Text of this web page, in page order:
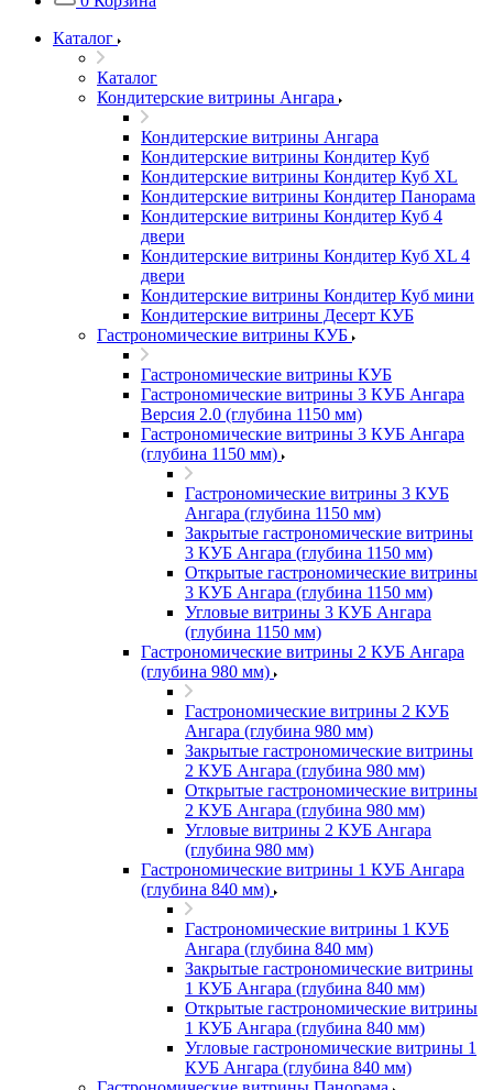
Каталог
Каталог
Кондитерские витрины Ангара
Кондитерские витрины Ангара
Кондитерские витрины Кондитер Куб
Кондитерские витрины Кондитер Куб XL
Кондитерские витрины Кондитер Панорама
Кондитерские витрины Кондитер Куб 4
двери
Кондитерские витрины Кондитер Куб XL 4
двери
Кондитерские витрины Кондитер Куб мини
Кондитерские витрины Десерт КУБ
Гастрономические витрины КУБ
Гастрономические витрины КУБ
Гастрономические витрины 3 КУБ Ангара
Версия 2.0 (глубина 1150 мм)
Гастрономические витрины 3 КУБ Ангара
(глубина 1150 мм)
Гастрономические витрины 3 КУБ
Ангара (глубина 1150 мм)
Закрытые гастрономические витрины
3 КУБ Ангара (глубина 1150 мм)
Открытые гастрономические витрины
3 КУБ Ангара (глубина 1150 мм)
Угловые витрины 3 КУБ Ангара
(глубина 1150 мм)
Гастрономические витрины 2 КУБ Ангара
(глубина 980 мм)
Гастрономические витрины 2 КУБ
Ангара (глубина 980 мм)
Закрытые гастрономические витрины
2 КУБ Ангара (глубина 980 мм)
Открытые гастрономические витрины
2 КУБ Ангара (глубина 980 мм)
Угловые витрины 2 КУБ Ангара
(глубина 980 мм)
Гастрономические витрины 1 КУБ Ангара
(глубина 840 мм)
Гастрономические витрины 1 КУБ
Ангара (глубина 840 мм)
Закрытые гастрономические витрины
1 КУБ Ангара (глубина 840 мм)
Открытые гастрономические витрины
1 КУБ Ангара (глубина 840 мм)
Угловые гастрономические витрины 1
КУБ Ангара (глубина 840 мм)